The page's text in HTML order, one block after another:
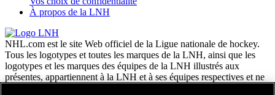
À propos de la LNH
NHL.com est le site Web officiel de la Ligue nationale de hockey.
Tous les logotypes et toutes les marques de la LNH, ainsi que les
logotypes et les marques des équipes de la LNH illustrés aux
présentes, appartiennent à la LNH et à ses équipes respectives et ne